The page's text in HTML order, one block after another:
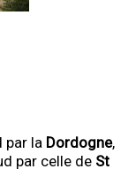
par la Dordogne,
par celle de St